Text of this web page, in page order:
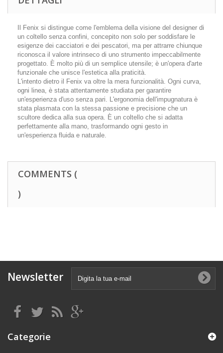
Il Fenix si distingue come l'emblema della visione del designer di
un coltello senza confini, concepito non solo per soddisfare le
esigenze dei cacciatori e dei pescatori, ma per attrarre chiunque
riconosca il valore intrinseco di uno strumento impeccabilmente
progettato. È molto più di un semplice utensile; è un'opera d'arte
funzionale che unisce l'estetica alla praticità.
L'intento dietro il Fenix va oltre la mera funzionalità. Ogni curva,
ogni linea, è stata attentamente studiata per garantire
un'esperienza d'uso senza pari. L'ergonomia dell'impugnatura è
stata plasmata con la stessa passione e precisione che un
scultore dedica alla sua opera. È un coltello che si adatta
perfettamente alla mano, trasformando ogni gesto in
un'esperienza fluida e naturale.
COMMENTS (
)
Newsletter
Categorie